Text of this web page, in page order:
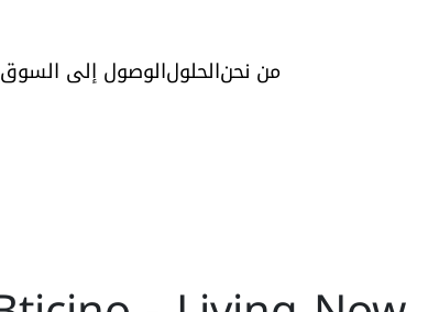
من نحنالحلولالوصول إلى السوق